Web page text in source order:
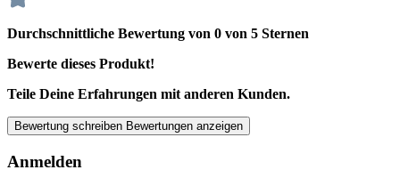
Durchschnittliche Bewertung von 0 von 5 Sternen
Bewerte dieses Produkt!
Teile Deine Erfahrungen mit anderen Kunden.
Bewertung schreiben Bewertungen anzeigen
Anmelden